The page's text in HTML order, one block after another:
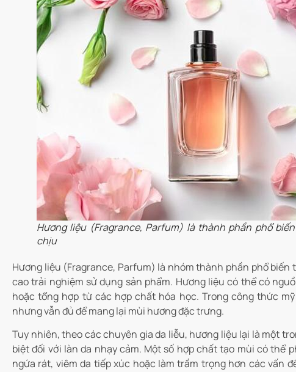
Hương liệu (Fragrance, Parfum) là thành phần phổ
chịu
Hương liệu (Fragrance, Parfum) là nhóm thành phần phổ
cao trải nghiệm sử dụng sản phẩm. Hương liệu có thể có
hoặc tổng hợp từ các hợp chất hóa học. Trong công thức
nhưng vẫn đủ để mang lại mùi hương đặc trưng.
Tuy nhiên, theo các chuyên gia da liễu, hương liệu lại là một
biệt đối với làn da nhạy cảm. Một số hợp chất tạo mùi có thể
ngứa rát, viêm da tiếp xúc hoặc làm trầm trọng hơn các vấn